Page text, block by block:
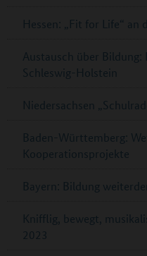
Hessen: „Fit for Life“ an
Austausch über
Schleswig-Holstein
Niedersachsen
Baden-Württemberg:
Kooperationsprojekte
Bayern: Bildung
Knifflig, bewegt,
2023